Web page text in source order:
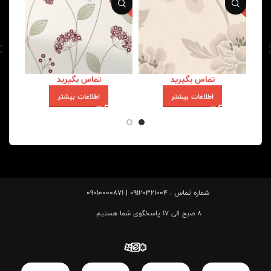
تماس بگیرید
اطلاعات بیشتر
تماس بگیرید
اطلاعات بیشتر
شماره تماس : 09120321004 | 09010000871